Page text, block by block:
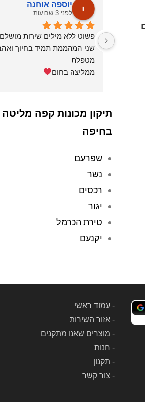
יוספה אוחנה
לפני 3 שבועות
פשוט ללא מילים שירות מושלם
מטפלת
ממליצה בחום
תיקון מכונות קפה מליטה
בחיפה
שפרעם
נשר
רכסים
יגור
טירת הכרמל
יקנעם
- עמוד ראשי
- אזור השירות
- מוצרים שאנו מתקנים
- חנות
- תקנון
- צור קשר